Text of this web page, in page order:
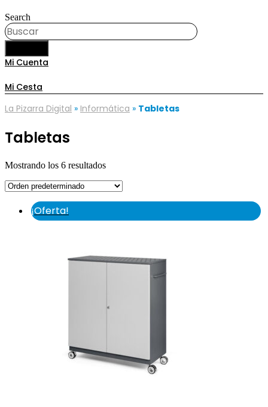
Search
Mi Cuenta
Mi Cesta
La Pizarra Digital » Informática » Tabletas
Tabletas
Mostrando los 6 resultados
¡Oferta!